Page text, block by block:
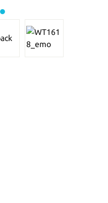
Wert ein oder benutze die